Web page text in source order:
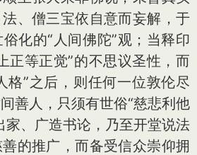
、僧三宝依自意而妄解，于
化的“人间佛陀”观；当释印
正等正觉”的不思议圣性，而
格”之后，则任何一位敦伦尽
善人，只须有世俗“慈悲利他
家、广造书论，乃至开堂说法
的推广，而备受信众崇仰拥